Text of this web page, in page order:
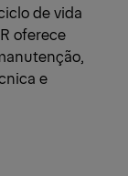
de vida
oferece
e